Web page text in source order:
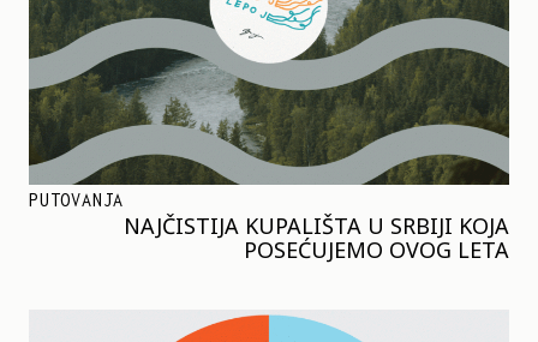
PUTOVANJA
NAJČISTIJA KUPALIŠTA U SRBIJI KOJA
POSEĆUJEMO OVOG LETA